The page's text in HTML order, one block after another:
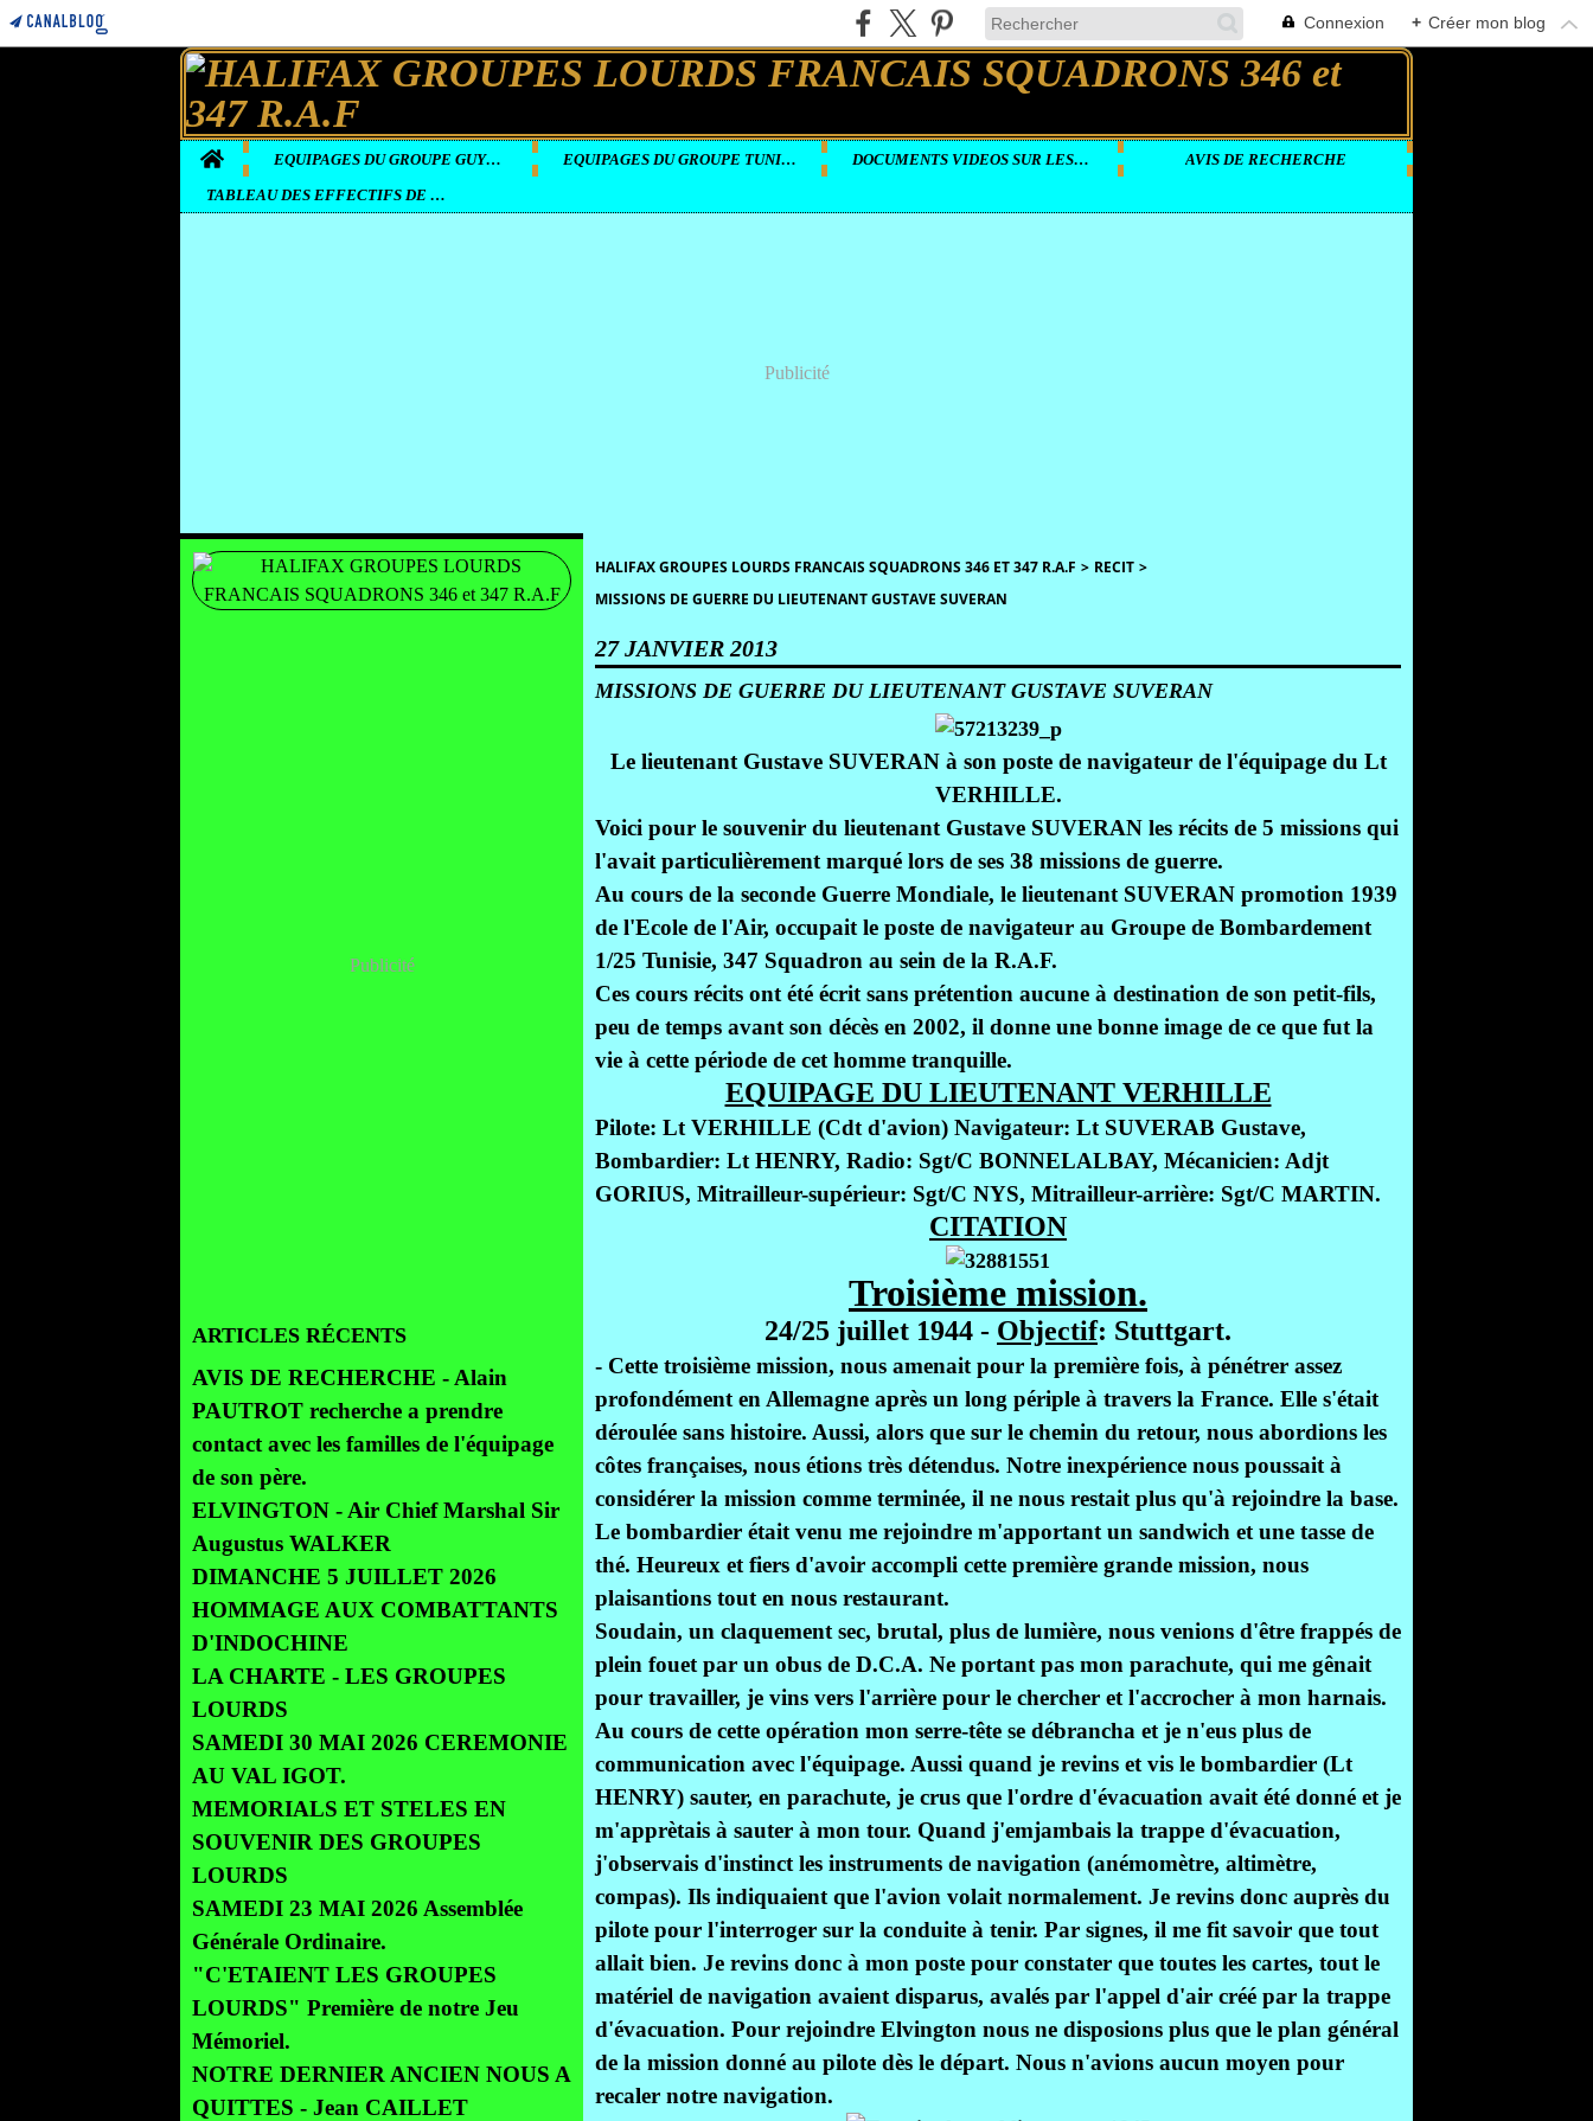
Connexion + Créer mon blog
Home
EQUIPAGES DU GROUPE GUYENNE EQUIPAGES DU GROUPE TUNISIE DOCUMENTS VIDEOS SUR LES GROUPES LOURDS
AVIS DE RECHERCHE
TABLEAU DES EFFECTIFS DE LA BASE D'ELVINGTON
Publicité
Publicité
ARTICLES RÉCENTS
AVIS DE RECHERCHE - Alain
PAUTROT recherche a prendre
contact avec les familles de l'équipage
de son père.
ELVINGTON - Air Chief Marshal Sir
Augustus WALKER
DIMANCHE 5 JUILLET 2026
HOMMAGE AUX COMBATTANTS
D'INDOCHINE
LA CHARTE - LES GROUPES
LOURDS
SAMEDI 30 MAI 2026 CEREMONIE
AU VAL IGOT.
MEMORIALS ET STELES EN
SOUVENIR DES GROUPES
LOURDS
SAMEDI 23 MAI 2026 Assemblée
Générale Ordinaire.
"C'ETAIENT LES GROUPES
LOURDS" Première de notre Jeu
Mémoriel.
NOTRE DERNIER ANCIEN NOUS A
QUITTES - Jean CAILLET
HALIFAX GROUPES LOURDS FRANCAIS SQUADRONS 346 ET 347 R.A.F > RECIT >
MISSIONS DE GUERRE DU LIEUTENANT GUSTAVE SUVERAN
27 JANVIER 2013
MISSIONS DE GUERRE DU LIEUTENANT GUSTAVE SUVERAN
Le lieutenant Gustave SUVERAN à son poste de navigateur de l'équipage du Lt
VERHILLE.
Voici pour le souvenir du lieutenant Gustave SUVERAN les récits de 5 missions qui
l'avait particulièrement marqué lors de ses 38 missions de guerre.
Au cours de la seconde Guerre Mondiale, le lieutenant SUVERAN promotion 1939
de l'Ecole de l'Air, occupait le poste de navigateur au Groupe de Bombardement
1/25 Tunisie, 347 Squadron au sein de la R.A.F.
Ces cours récits ont été écrit sans prétention aucune à destination de son petit-fils,
peu de temps avant son décès en 2002, il donne une bonne image de ce que fut la
vie à cette période de cet homme tranquille.
EQUIPAGE DU LIEUTENANT VERHILLE
Pilote: Lt VERHILLE (Cdt d'avion) Navigateur: Lt SUVERAB Gustave,
Bombardier: Lt HENRY, Radio: Sgt/C BONNELALBAY, Mécanicien: Adjt
GORIUS, Mitrailleur-supérieur: Sgt/C NYS, Mitrailleur-arrière: Sgt/C MARTIN.
CITATION
Troisième mission.
24/25 juillet 1944 - Objectif: Stuttgart.
- Cette troisième mission, nous amenait pour la première fois, à pénétrer assez
profondément en Allemagne après un long périple à travers la France. Elle s'était
déroulée sans histoire. Aussi, alors que sur le chemin du retour, nous abordions les
côtes françaises, nous étions très détendus. Notre inexpérience nous poussait à
considérer la mission comme terminée, il ne nous restait plus qu'à rejoindre la base.
Le bombardier était venu me rejoindre m'apportant un sandwich et une tasse de
thé. Heureux et fiers d'avoir accompli cette première grande mission, nous
plaisantions tout en nous restaurant.
Soudain, un claquement sec, brutal, plus de lumière, nous venions d'être frappés de
plein fouet par un obus de D.C.A. Ne portant pas mon parachute, qui me gênait
pour travailler, je vins vers l'arrière pour le chercher et l'accrocher à mon harnais.
Au cours de cette opération mon serre-tête se débrancha et je n'eus plus de
communication avec l'équipage. Aussi quand je revins et vis le bombardier (Lt
HENRY) sauter, en parachute, je crus que l'ordre d'évacuation avait été donné et je
m'apprètais à sauter à mon tour. Quand j'emjambais la trappe d'évacuation,
j'observais d'instinct les instruments de navigation (anémomètre, altimètre,
compas). Ils indiquaient que l'avion volait normalement. Je revins donc auprès du
pilote pour l'interroger sur la conduite à tenir. Par signes, il me fit savoir que tout
allait bien. Je revins donc à mon poste pour constater que toutes les cartes, tout le
matériel de navigation avaient disparus, avalés par l'appel d'air créé par la trappe
d'évacuation. Pour rejoindre Elvington nous ne disposions plus que le plan général
de la mission donné au pilote dès le départ. Nous n'avions aucun moyen pour
recaler notre navigation.